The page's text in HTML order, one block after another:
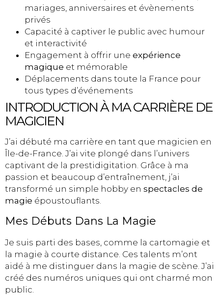
mariages, anniversaires et évènements
privés
Capacité à captiver le public avec humour
et interactivité
Engagement à offrir une expérience
magique et mémorable
Déplacements dans toute la France pour
tous types d’événements
INTRODUCTION À MA CARRIÈRE DE
MAGICIEN
J’ai débuté ma carrière en tant que magicien en
Île-de-France. J’ai vite plongé dans l’univers
captivant de la prestidigitation. Grâce à ma
passion et beaucoup d’entraînement, j’ai
transformé un simple hobby en spectacles de
magie époustouflants.
Mes Débuts Dans La Magie
Je suis parti des bases, comme la cartomagie et
la magie à courte distance. Ces talents m’ont
aidé à me distinguer dans la magie de scène. J’ai
créé des numéros uniques qui ont charmé mon
public.